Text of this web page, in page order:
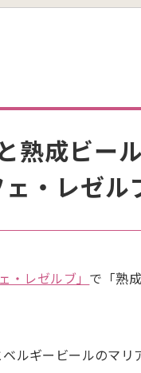
熟成ビー
・レゼル
・レゼルブ」 で「熟
ルギービールのマリ